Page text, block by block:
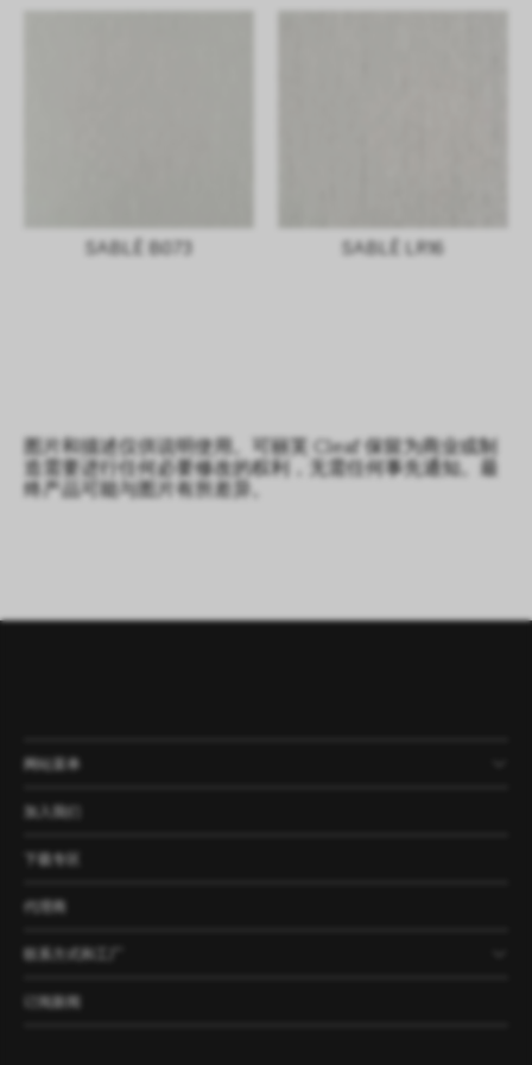
SABLÈ B073 SABLÈ LR16
图片和描述仅供说明使用。可丽芙 Cleaf 保留为商业或制
造需要进行任何必要修改的权利，无需任何事先通知。最
终产品可能与图片有所差异。
网站菜单
产品
公司
资讯
案例
加入我们
下载专区
代理商
联系方式和工厂
订阅新闻